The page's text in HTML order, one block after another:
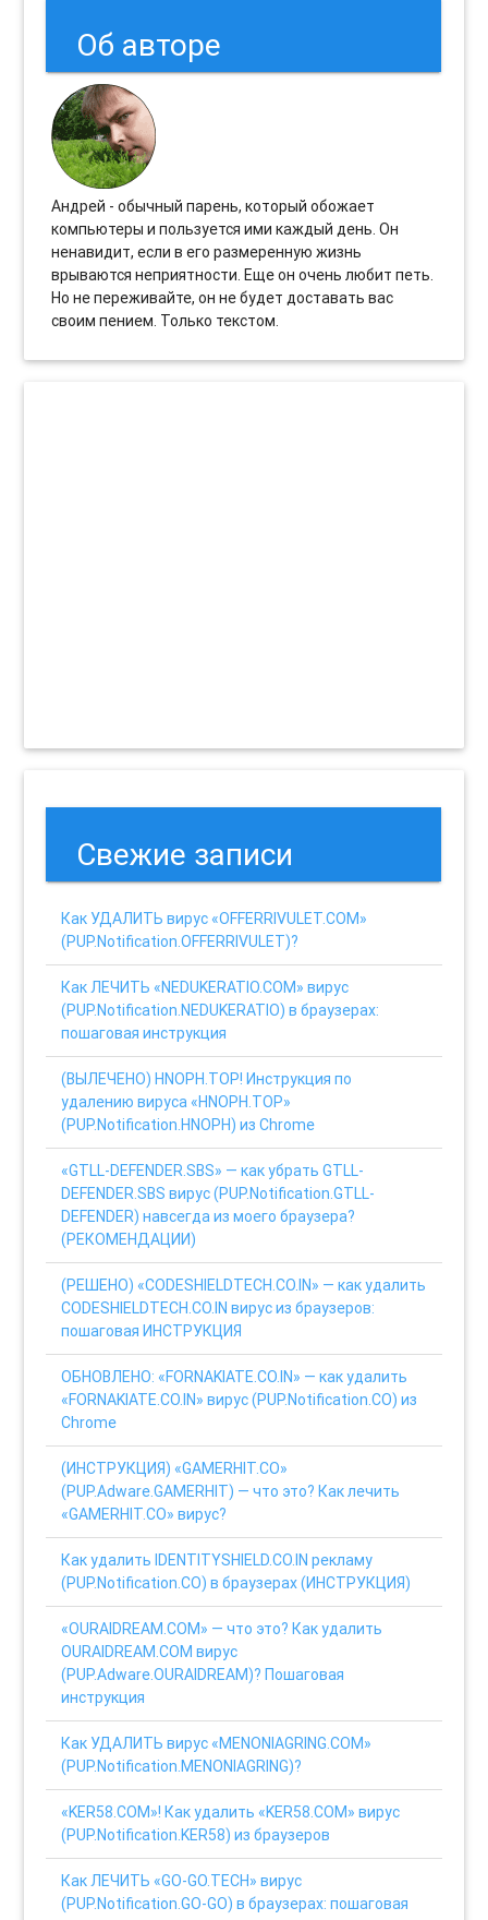
Об авторе
Андрей - обычный парень, который обожает
компьютеры и пользуется ими каждый день. Он
ненавидит, если в его размеренную жизнь
врываются неприятности. Еще он очень любит петь.
Но не переживайте, он не будет доставать вас
своим пением. Только текстом.
Свежие записи
Как УДАЛИТЬ вирус «OFFERRIVULET.COM»
(PUP.Notification.OFFERRIVULET)?
Как ЛЕЧИТЬ «NEDUKERATIO.COM» вирус
(PUP.Notification.NEDUKERATIO) в браузерах:
пошаговая инструкция
(ВЫЛЕЧЕНО) HNOPH.TOP! Инструкция по
удалению вируса «HNOPH.TOP»
(PUP.Notification.HNOPH) из Chrome
«GTLL-DEFENDER.SBS» — как убрать GTLL-
DEFENDER.SBS вирус (PUP.Notification.GTLL-
DEFENDER) навсегда из моего браузера?
(РЕКОМЕНДАЦИИ)
(РЕШЕНО) «CODESHIELDTECH.CO.IN» — как удалить
CODESHIELDTECH.CO.IN вирус из браузеров:
пошаговая ИНСТРУКЦИЯ
ОБНОВЛЕНО: «FORNAKIATE.CO.IN» — как удалить
«FORNAKIATE.CO.IN» вирус (PUP.Notification.CO) из
Chrome
(ИНСТРУКЦИЯ) «GAMERHIT.CO»
(PUP.Adware.GAMERHIT) — что это? Как лечить
«GAMERHIT.CO» вирус?
Как удалить IDENTITYSHIELD.CO.IN рекламу
(PUP.Notification.CO) в браузерах (ИНСТРУКЦИЯ)
«OURAIDREAM.COM» — что это? Как удалить
OURAIDREAM.COM вирус
(PUP.Adware.OURAIDREAM)? Пошаговая
инструкция
Как УДАЛИТЬ вирус «MENONIAGRING.COM»
(PUP.Notification.MENONIAGRING)?
«KER58.COM»! Как удалить «KER58.COM» вирус
(PUP.Notification.KER58) из браузеров
Как ЛЕЧИТЬ «GO-GO.TECH» вирус
(PUP.Notification.GO-GO) в браузерах: пошаговая